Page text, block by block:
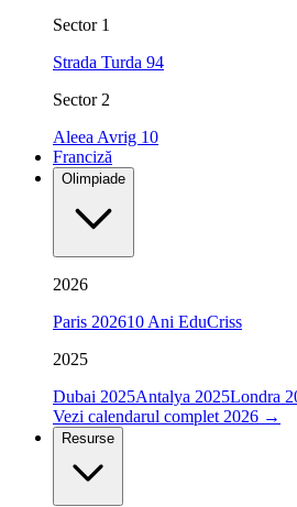
Sector 1
Strada Turda 94
Sector 2
Aleea Avrig 10
Franciză
Olimpiade
2026
Paris 202610 Ani EduCriss
2025
Dubai 2025Antalya 2025Londra
Vezi calendarul complet 2026 →
Resurse